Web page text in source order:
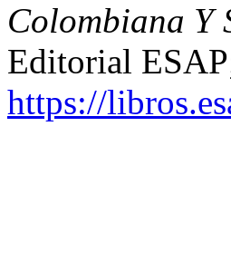
Colombiana Y
Editorial
https://